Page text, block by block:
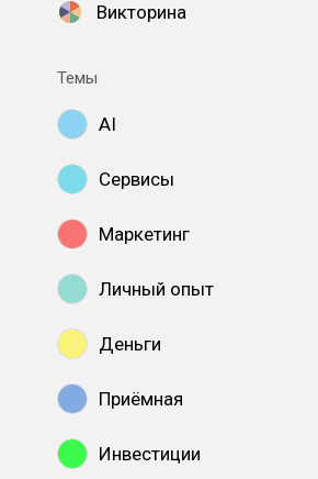
Викторина
Темы
AI
Сервисы
Маркетинг
Личный опыт
Деньги
Приёмная
Инвестиции